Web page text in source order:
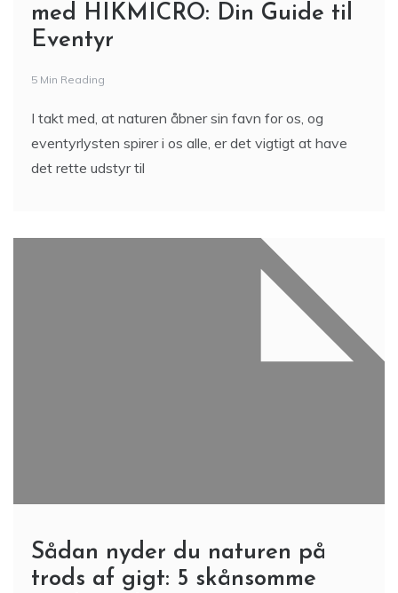
med HIKMICRO: Din Guide til
Eventyr
5 Min Reading
I takt med, at naturen åbner sin favn for os, og
eventyrlysten spirer i os alle, er det vigtigt at have
det rette udstyr til
Sådan nyder du naturen på
trods af gigt: 5 skånsomme